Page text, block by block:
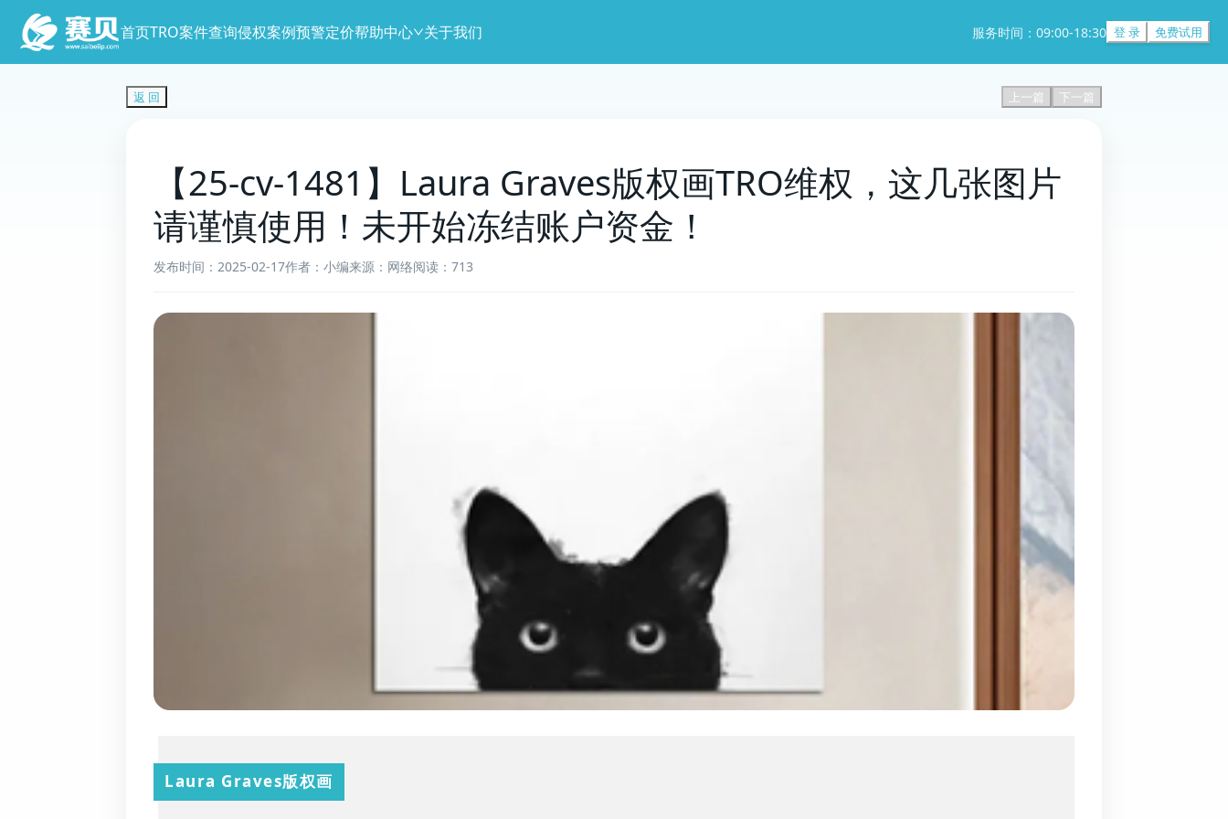
首页TRO案件查询侵权案例预警定价帮助中心 关于我们 服务时间：09:00-18:30 登 录 免费试用
返 回 上一篇 下一篇
【25-cv-1481】Laura Graves版权画TRO维权，这几张图片
请谨慎使用！未开始冻结账户资金！
发布时间：2025-02-17作者：小编来源：网络阅读：713
Laura Graves版权画